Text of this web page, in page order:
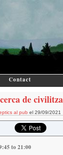
Contact
de
al pub el 29/09/2021
to 21:00